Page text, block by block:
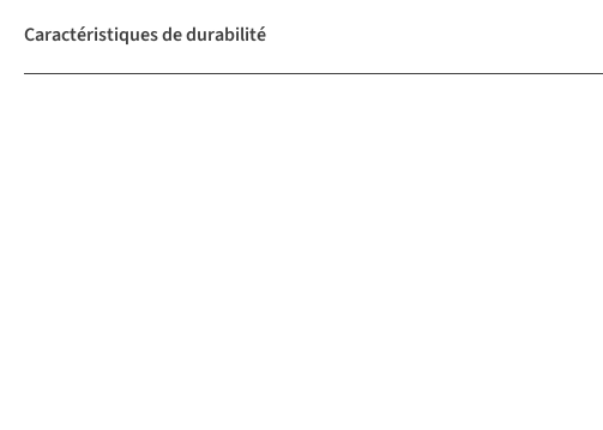
Caractéristiques de durabilité